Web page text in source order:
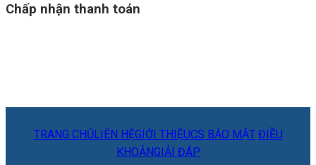
Chấp nhận thanh toán
TRANG CHỦLIÊN HỆGIỚI THIỆUCS BẢO MẬT ĐIỀU
KHOẢNGIẢI ĐÁP